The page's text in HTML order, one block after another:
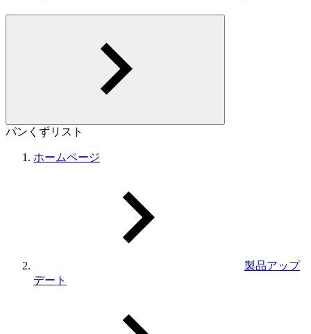
パンくずリスト
ホームページ
製品アップ
デート